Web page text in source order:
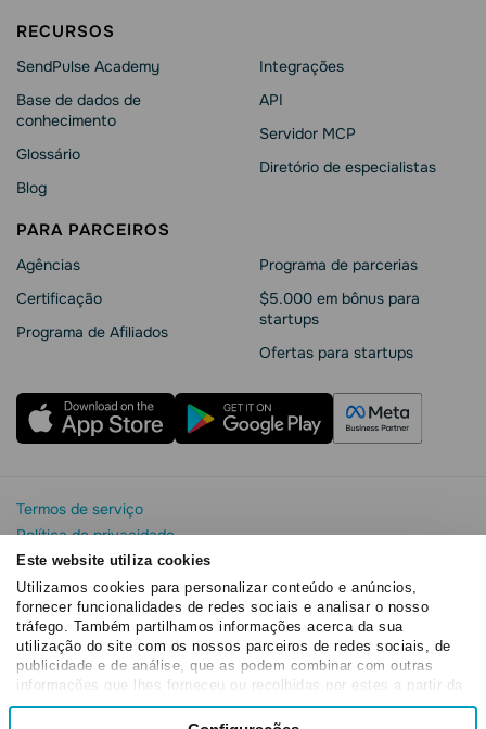
Este website utiliza cookies
Utilizamos cookies para personalizar conteúdo e anúncios,
fornecer funcionalidades de redes sociais e analisar o nosso
tráfego. Também partilhamos informações acerca da sua
utilização do site com os nossos parceiros de redes sociais, de
publicidade e de análise, que as podem combinar com outras
informações que lhes forneceu ou recolhidas por estes a partir da
sua utilização dos respetivos serviços.
Seleção
RECURSOS
SendPulse Academy
Base de dados de
conhecimento
Glossário
Blog
Integrações
API
Servidor MCP
Diretório de especialistas
PARA PARCEIROS
Agências
Сertificação
Programa de Afiliados
Programa de parcerias
$5.000 em bônus para
startups
Ofertas para startups
Termos de serviço
Política de privacidade
Segurança e privacidade da SendPulse
Declaração de Cookie
Acordo de processamento de dados
Copyright© 2015 - 2026. SendPulse. Todos os direitos
reservados